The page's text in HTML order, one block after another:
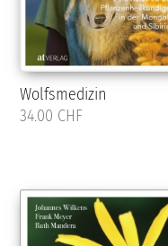
Wolfsmedizin
34.00 CHF